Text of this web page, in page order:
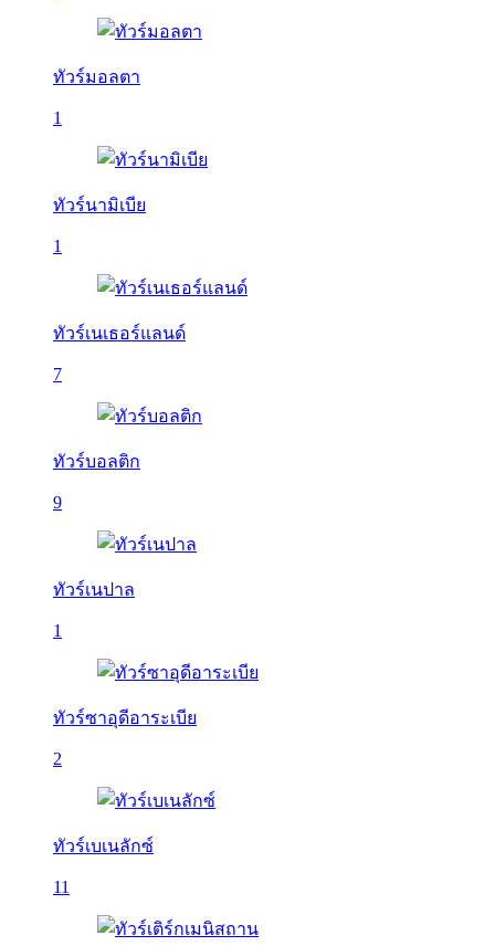
ทัวร์มอลตา
1
ทัวร์นามิเบีย
1
ทัวร์เนเธอร์แลนด์
7
ทัวร์บอลติก
9
ทัวร์เนปาล
1
ทัวร์ซาอุดีอาระเบีย
2
ทัวร์เบเนลักซ์
11